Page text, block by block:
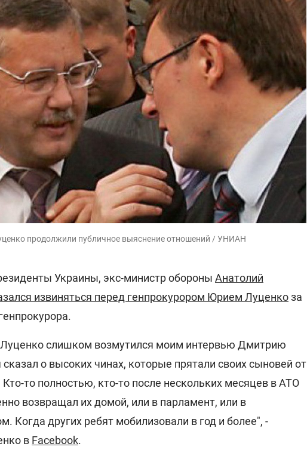
продолжили публичное выяснение отношений / УНИАН
Украины, экс-министр обороны Анатолий
извиняться перед генпрокурором Юрием Луценкоза
Луценко слишком возмутился моим интервью Дмитрию
сказал о высоких чинах, которые прятали своих сыновей от
то полностью, кто-то после нескольких месяцев в АТО
возвращал их домой, или в парламент, или в
Когда других ребят мобилизовали в год и более", -
в Facebook.